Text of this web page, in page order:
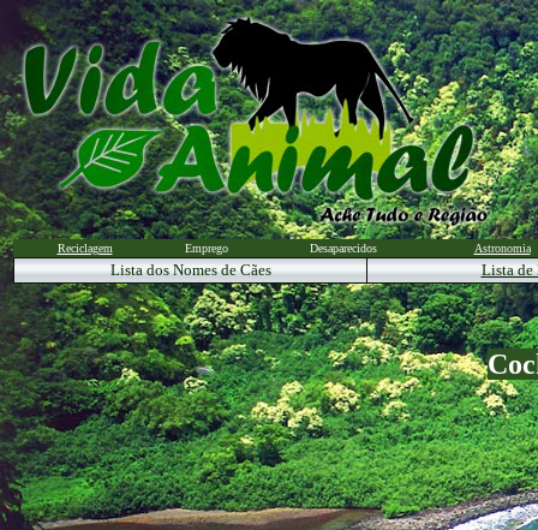
Reciclagem Emprego Desaparecidos Astronomia
Lista dos Nomes de Cães Lista de